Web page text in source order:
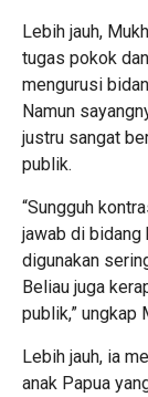
Lebih jauh,
tugas pokok
mengurusi
Namun
justru sangat
publik.
“Sungguh
jawab di bidang
digunakan
Beliau juga
publik,” ungkap
Lebih jauh, ia
anak Papua